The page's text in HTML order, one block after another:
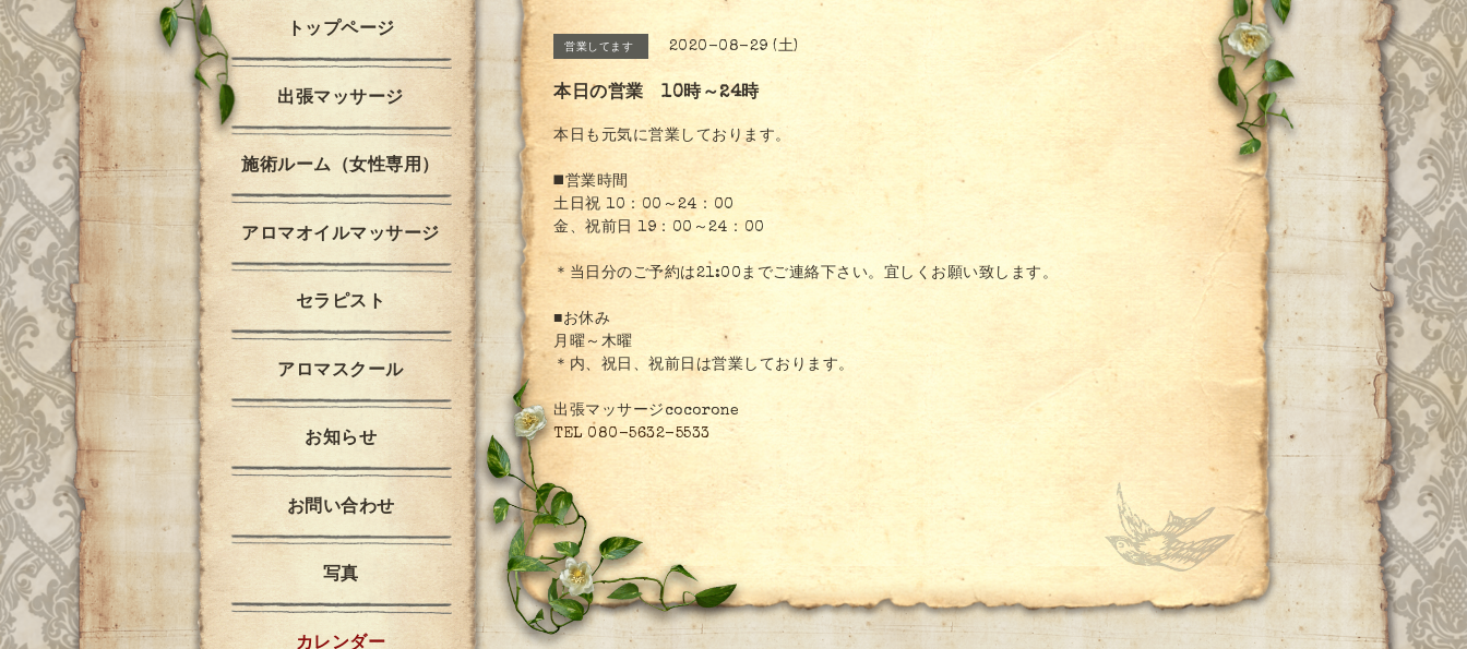
営業してます 2020-08-29 (土)
本日の営業 10時～24時
本日も元気に営業しております。
◼️営業時間
土日祝 10：00～24：00
金、祝前日 19：00～24：00
＊当日分のご予約は21:00までご連絡下さい。宜しくお願い致します。
■お休み
月曜～木曜
＊内、祝日、祝前日は営業しております。
出張マッサージcocorone
TEL 080-5632-5533
トップページ
出張マッサージ
施術ルーム（女性専用）
アロマオイルマッサージ
セラピスト
アロマスクール
お知らせ
お問い合わせ
写真
カレンダー